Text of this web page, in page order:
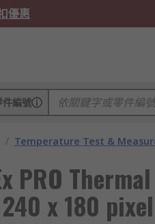
優惠
件編號
/ Temperature Test &
PRO
x 180